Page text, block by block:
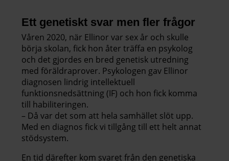
Ett genetiskt svar men fler frågor
Våren 2020, när Ellinor var sex år och skulle
börja skolan, fick hon åter träffa en psykolog
och det gjordes en bred genetisk utredning
med föräldraprover. Psykologen gav Ellinor
diagnosen lindrig intellektuell
funktionsnedsättning (IF) och hon fick komma
till habiliteringen.
– Då var det som att hela samhället slöt upp.
Med en diagnos fick vi tillgång till ett helt annat
stödsystem.
En tid därefter kom svaret från den genetiska